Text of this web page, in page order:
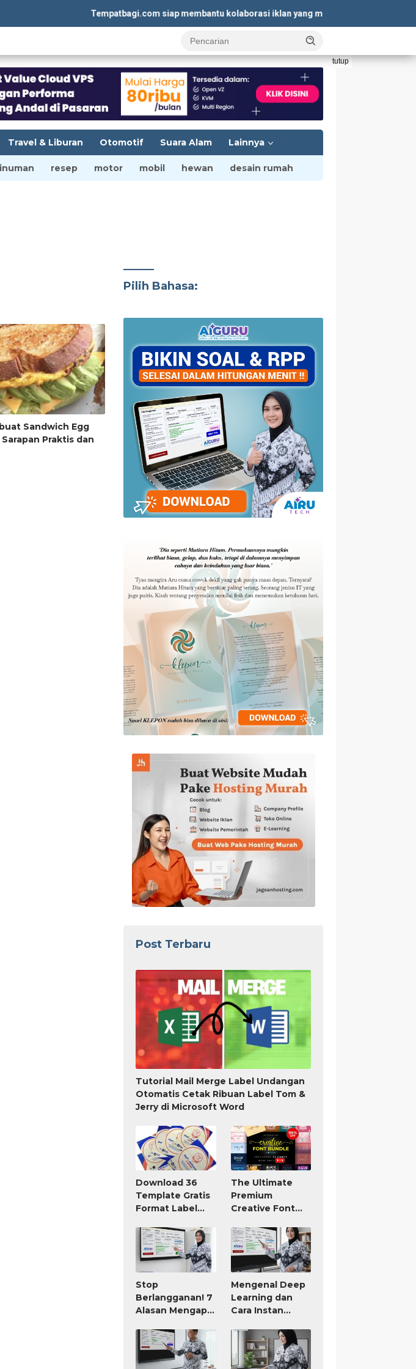
Tempatbagi.com siap membantu kolaborasi iklan yang menguntungkan. Kunjungi
tutup
Travel & Liburan Otomotif Suara Alam Lainnya
resep motor mobil hewan desain rumah
Sandwich Egg
Praktis dan
Pilih Bahasa:
Post Terbaru
Tutorial Mail Merge Label Undangan
Otomatis Cetak Ribuan Label Tom &
Jerry di Microsoft Word
Download 36
Template Gratis
Format Label
Microsoft Word
The Ultimate
Premium
Creative Font
Stop
Berlangganan! 7
Alasan Mengapa
Tool AI untuk
Guru Paling
Worth It (Bayar
Mengenal Deep
Learning dan
Cara Instan
atau Modul Ajar